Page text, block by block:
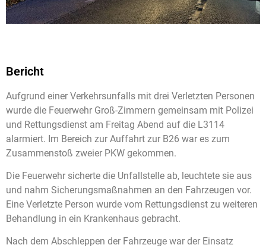
Bericht
Aufgrund einer Verkehrsunfalls mit drei Verletzten Personen
wurde die Feuerwehr Groß-Zimmern gemeinsam mit Polizei
und Rettungsdienst am Freitag Abend auf die L3114
alarmiert. Im Bereich zur Auffahrt zur B26 war es zum
Zusammenstoß zweier PKW gekommen.
Die Feuerwehr sicherte die Unfallstelle ab, leuchtete sie aus
und nahm Sicherungsmaßnahmen an den Fahrzeugen vor.
Eine Verletzte Person wurde vom Rettungsdienst zu weiteren
Behandlung in ein Krankenhaus gebracht.
Nach dem Abschleppen der Fahrzeuge war der Einsatz